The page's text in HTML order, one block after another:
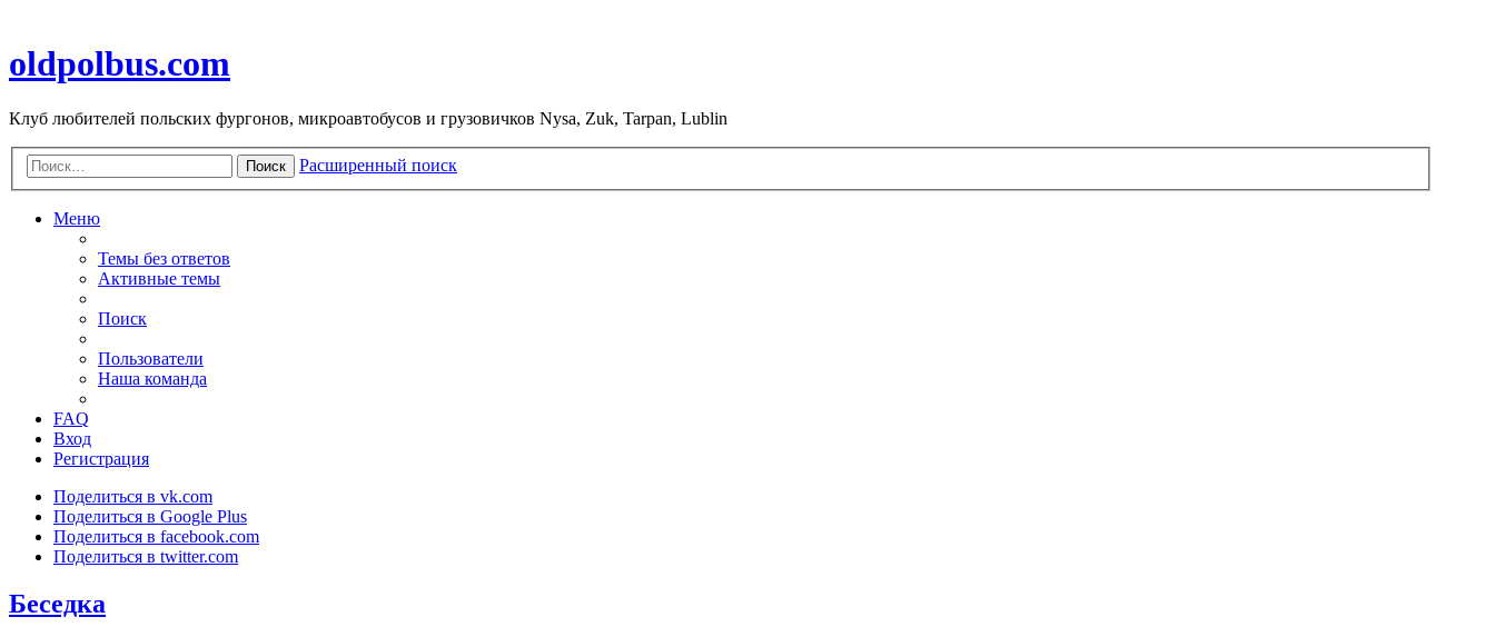
oldpolbus.com
Клуб любителей польских фургонов, микроавтобусов и грузовичков Nysa, Zuk, Tarpan, Lublin
Поиск Расширенный поиск
Меню
Темы без ответов
Активные темы
Поиск
Пользователи
Наша команда
FAQ
Вход
Регистрация
Поделиться в vk.com
Поделиться в Google Plus
Поделиться в facebook.com
Поделиться в twitter.com
Беседка